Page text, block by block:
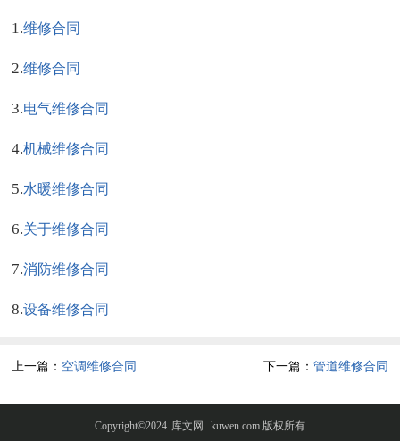
1.维修合同
2.维修合同
3.电气维修合同
4.机械维修合同
5.水暖维修合同
6.关于维修合同
7.消防维修合同
8.设备维修合同
上一篇： 空调维修合同 下一篇： 管道维修合同
Copyright©2024 库文网 kuwen.com 版权所有